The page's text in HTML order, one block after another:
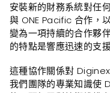
安裝新的財務系統對任
與 ONE Pacific 合作，
變為一項持續的合作夥
的特點是響應迅速的支
這種協作關係對
我們團隊的專業知識使